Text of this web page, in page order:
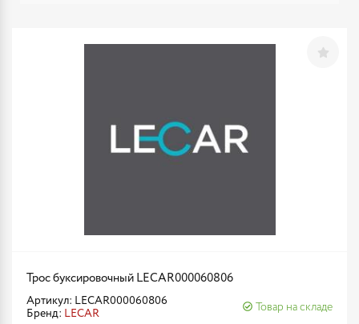
Трос буксировочный LECAR000060806
Артикул: LECAR000060806
Бренд: LECAR
Товар на складе